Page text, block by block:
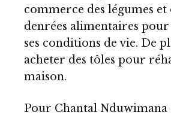
commerce des légumes et
denrées alimentaires
ses conditions de vie. De
acheter des tôles pour
maison.
Pour Chantal Nduwimana